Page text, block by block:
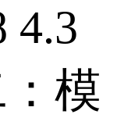
4.3
模